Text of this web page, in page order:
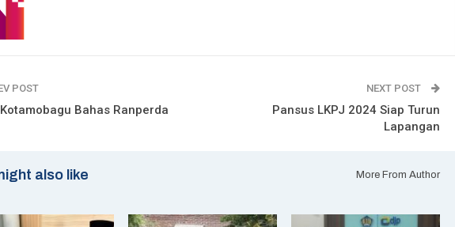
POST
Kotamobagu Bahas Ranperda
NEXT POST
Pansus LKPJ 2024 Siap Turun
Lapangan
also like More From Author